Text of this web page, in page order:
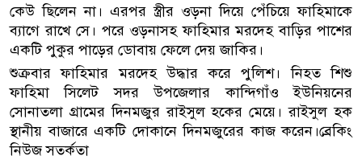
কেউ ছিলেন না। এরপর স্ত্রীর ওড়না দিয়ে পেঁচিয়ে ফাহিমাকে
ব্যাগে রাখে সে। পরে ওড়নাসহ ফাহিমার মরদেহ বাড়ির পাশের
একটি পুকুর পাড়ের ডোবায় ফেলে দেয় জাকির।
শুক্রবার ফাহিমার মরদেহ উদ্ধার করে পুলিশ। নিহত শিশু
ফাহিমা সিলেট সদর উপজেলার কান্দিগাঁও ইউনিয়নের
সোনাতলা গ্রামের দিনমজুর রাইসুল হকের মেয়ে। রাইসুল হক
স্থানীয় বাজারে একটি দোকানে দিনমজুরের কাজ করেন।ব্রেকিং
নিউজ সতর্কতা